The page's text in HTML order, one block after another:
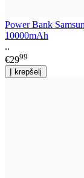
Power Bank
10000mAh
..
€2999